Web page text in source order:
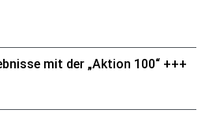
mit der „Aktion 100“ +++